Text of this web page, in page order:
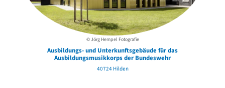
© Jörg Hempel Fotografie
Ausbildungs- und Unterkunftsgebäude für das
Ausbildungsmusikkorps der Bundeswehr
40724 Hilden